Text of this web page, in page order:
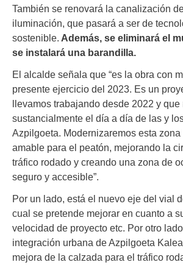
También se renovará la canalización
iluminación, que pasará a ser de
sostenible. Además, se eliminará el
se instalará una barandilla.
El alcalde señala que “es la obra con
presente ejercicio del 2023. Es un
llevamos trabajando desde 2022 y que
sustancialmente el día a día de las y
Azpilgoeta. Modernizaremos esta
amable para el peatón, mejorando la
tráfico rodado y creando una zona de
seguro y accesible”.
Por un lado, está el nuevo eje del vial
cual se pretende mejorar en cuanto a
velocidad de proyecto etc. Por otro
integración urbana de Azpilgoeta
mejora de la calzada para el tráfico